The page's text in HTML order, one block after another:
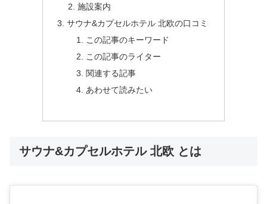
施設案内
サウナ&カプセルホテル 北欧の口コミ
この記事のキーワード
この記事のライター
関連する記事
あわせて読みたい
サウナ&カプセルホテル 北欧 とは